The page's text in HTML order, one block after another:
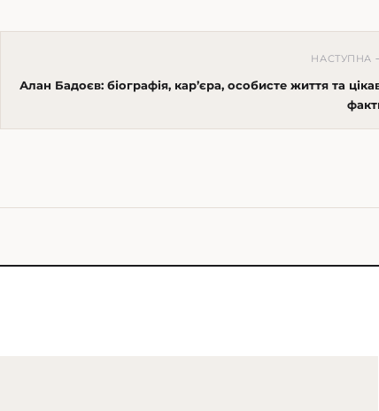
НАСТУПНА
Алан Бадоєв: біографія, кар’єра, особисте життя та